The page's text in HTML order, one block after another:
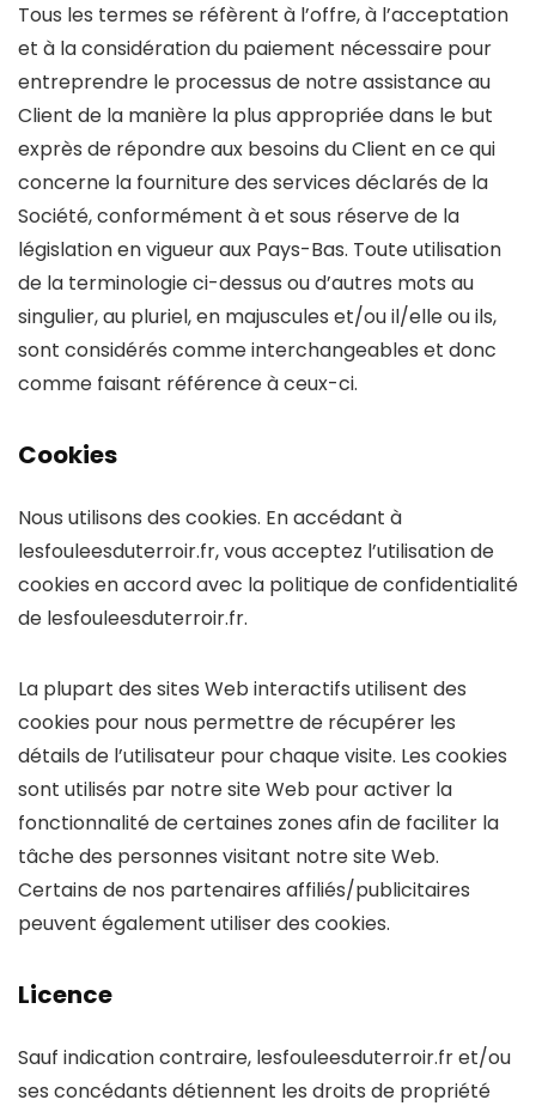
Tous les termes se réfèrent à l’offre, à l’acceptation
et à la considération du paiement nécessaire pour
entreprendre le processus de notre assistance au
Client de la manière la plus appropriée dans le but
exprès de répondre aux besoins du Client en ce qui
concerne la fourniture des services déclarés de la
Société, conformément à et sous réserve de la
législation en vigueur aux Pays-Bas. Toute utilisation
de la terminologie ci-dessus ou d’autres mots au
singulier, au pluriel, en majuscules et/ou il/elle ou ils,
sont considérés comme interchangeables et donc
comme faisant référence à ceux-ci.
Cookies
Nous utilisons des cookies. En accédant à
lesfouleesduterroir.fr, vous acceptez l’utilisation de
cookies en accord avec la politique de confidentialité
de lesfouleesduterroir.fr.
La plupart des sites Web interactifs utilisent des
cookies pour nous permettre de récupérer les
détails de l’utilisateur pour chaque visite. Les cookies
sont utilisés par notre site Web pour activer la
fonctionnalité de certaines zones afin de faciliter la
tâche des personnes visitant notre site Web.
Certains de nos partenaires affiliés/publicitaires
peuvent également utiliser des cookies.
Licence
Sauf indication contraire, lesfouleesduterroir.fr et/ou
ses concédants détiennent les droits de propriété